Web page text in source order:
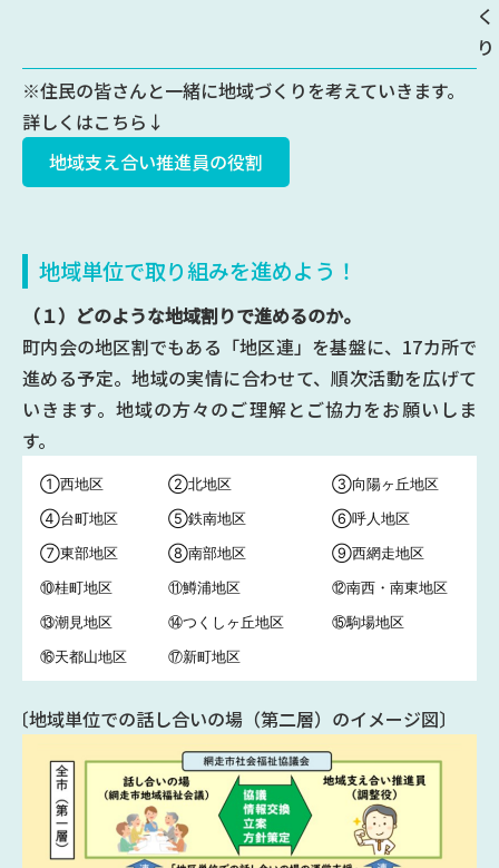
く
り
※住民の皆さんと一緒に地域づくりを考えていきます。
詳しくはこちら↓
地域支え合い推進員の役割
地域単位で取り組みを進めよう！
（１）どのような地域割りで進めるのか。
町内会の地区割でもある「地区連」を基盤に、17カ所で
進める予定。地域の実情に合わせて、順次活動を広げて
いきます。地域の方々のご理解とご協力をお願いしま
す。
①西地区 ②北地区 ③向陽ヶ丘地区
④台町地区 ⑤鉄南地区 ⑥呼人地区
⑦東部地区 ⑧南部地区 ⑨西網走地区
⑩桂町地区 ⑪鱒浦地区 ⑫南西・南東地区
⑬潮見地区 ⑭つくしヶ丘地区 ⑮駒場地区
⑯天都山地区 ⑰新町地区
〔地域単位での話し合いの場（第二層）のイメージ図〕